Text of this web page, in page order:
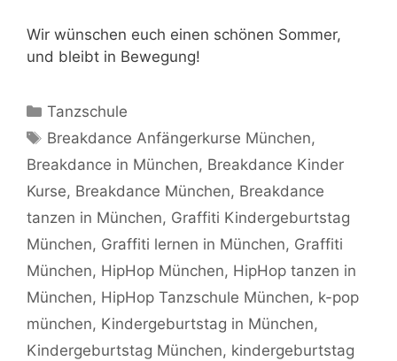
Wir wünschen euch einen schönen Sommer,
und bleibt in Bewegung!
Kategorien
Tanzschule
Schlagwörter
Breakdance Anfängerkurse München,
Breakdance in München, Breakdance Kinder
Kurse, Breakdance München, Breakdance
tanzen in München, Graffiti Kindergeburtstag
München, Graffiti lernen in München, Graffiti
München, HipHop München, HipHop tanzen in
München, HipHop Tanzschule München, k-pop
münchen, Kindergeburtstag in München,
Kindergeburtstag München, kindergeburtstag